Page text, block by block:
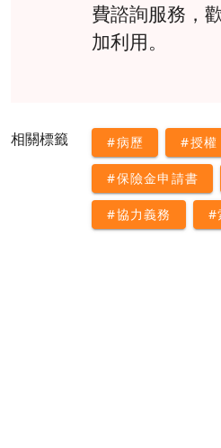
費諮詢服務，
加利用。
相關標籤 #病歷 #授權
#保險金申請書
#協力義務 #